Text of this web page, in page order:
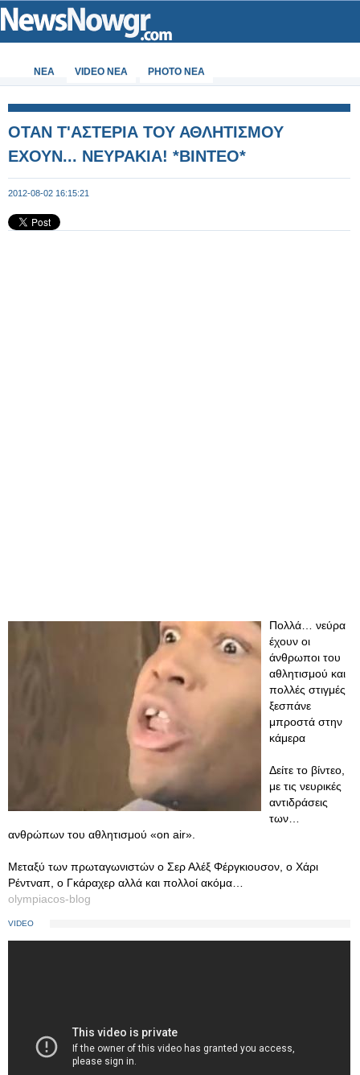
ΝΕΑ VIDEO NEA PHOTO NEA
ΟΤΑΝ Τ'AΣΤΕΡΙΑ ΤΟΥ ΑΘΛΗΤΙΣΜΟΥ
ΕΧΟΥΝ... ΝΕΥΡΑΚΙΑ! *ΒΙΝΤΕΟ*
2012-08-02 16:15:21
Πολλά… νεύρα
έχουν οι
άνθρωποι του
αθλητισμού και
πολλές στιγμές
ξεσπάνε
μπροστά στην
κάμερα
Δείτε το βίντεο,
με τις νευρικές
αντιδράσεις
των…
ανθρώπων του αθλητισμού «on air».
Μεταξύ των πρωταγωνιστών ο Σερ Αλέξ Φέργκιουσον, ο Χάρι
Ρέντναπ, ο Γκάραχερ αλλά και πολλοί ακόμα…
olympiacos-blog
VIDEO